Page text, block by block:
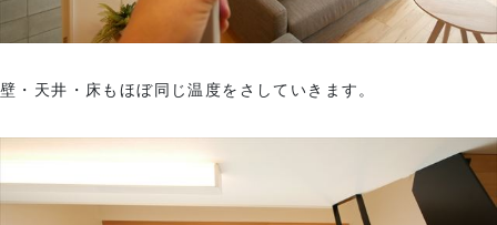
壁・天井・床もほぼ同じ温度をさしていきます。